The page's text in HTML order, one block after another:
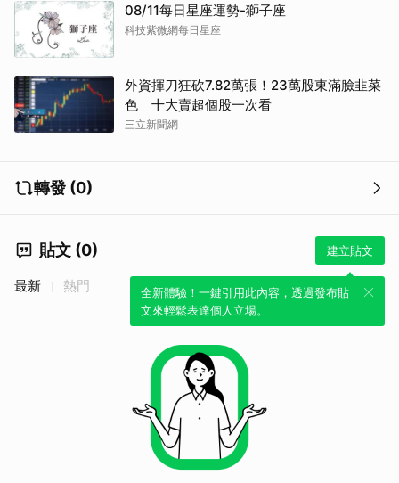
08/11每日星座運勢-獅子座
科技紫微網每日星座
外資揮刀狂砍7.82萬張！23萬股東滿臉韭菜
色 十大賣超個股一次看
三立新聞網
轉發 (0)
貼文 (0) 建立貼文
全新體驗！一鍵引用此內容，透過發布貼
文來輕鬆表達個人立場。
最新 熱門